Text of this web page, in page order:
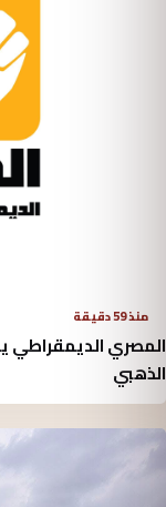
منذ 59 دقيقة
المصري الديمقراطي
الذهبي